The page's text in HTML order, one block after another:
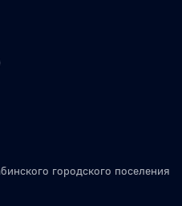
городского поселения